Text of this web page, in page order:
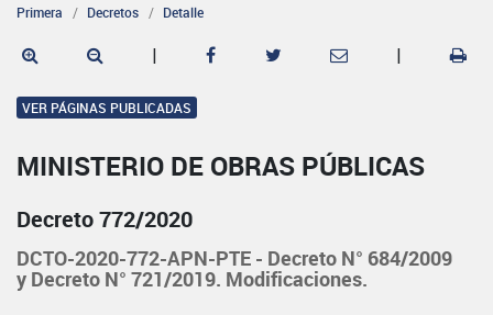
Primera Decretos Detalle
| |
VER PÁGINAS PUBLICADAS
MINISTERIO DE OBRAS PÚBLICAS
Decreto 772/2020
DCTO-2020-772-APN-PTE - Decreto N° 684/2009
y Decreto N° 721/2019. Modificaciones.